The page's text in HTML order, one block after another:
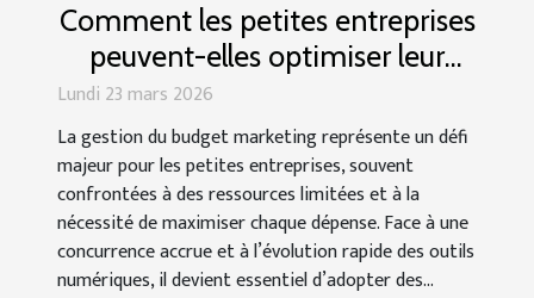
Comment les petites entreprises
peuvent-elles optimiser leur
budget marketing ?
Lundi 23 mars 2026
La gestion du budget marketing représente un défi
majeur pour les petites entreprises, souvent
confrontées à des ressources limitées et à la
nécessité de maximiser chaque dépense. Face à une
concurrence accrue et à l’évolution rapide des outils
numériques, il devient essentiel d’adopter des...